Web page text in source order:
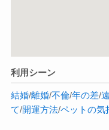
利用シーン
結婚/離婚/不倫/年の差/
て/開運方法/ペットの気